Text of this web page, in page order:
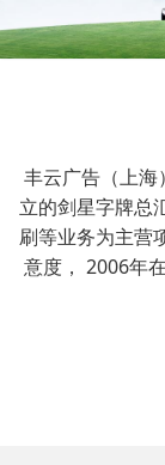
丰云广告（上
立的剑星字牌总
刷等业务为主营
意度， 2006年